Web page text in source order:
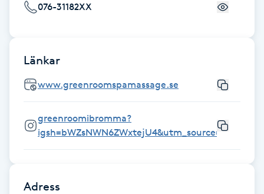
Gravidmassage
Gravidyoga
Hatha Yoga
Headspa
076-31182XX
Länkar
www.greenroomspamassage.se
greenroomibromma?
igsh=bWZsNWN6ZWxtejU4&utm_source=qr
Adress